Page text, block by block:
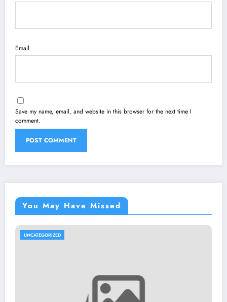
Email
Save my name, email, and website in this browser for the next time I
comment.
You May Have Missed
UNCATEGORIZED